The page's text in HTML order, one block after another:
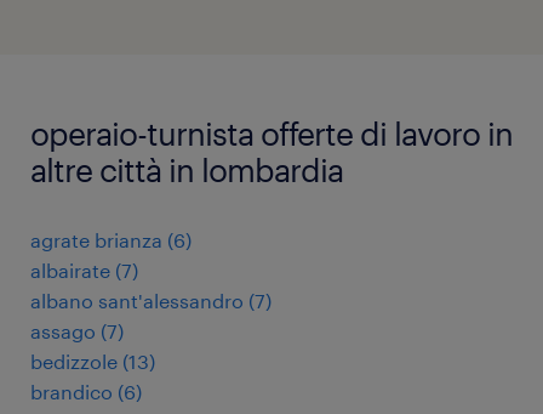
operaio-turnista offerte di lavoro in
altre città in lombardia
agrate brianza (6)
albairate (7)
albano sant'alessandro (7)
assago (7)
bedizzole (13)
brandico (6)